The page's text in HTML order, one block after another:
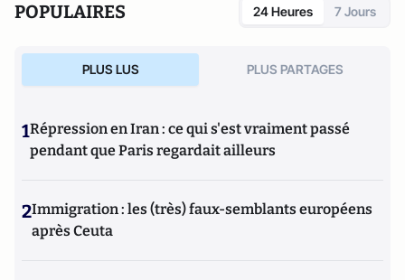
POPULAIRES 24 Heures 7 Jours
PLUS LUS PLUS PARTAGES
1Répression en Iran : ce qui s'est vraiment passé
pendant que Paris regardait ailleurs
2Immigration : les (très) faux-semblants européens
après Ceuta